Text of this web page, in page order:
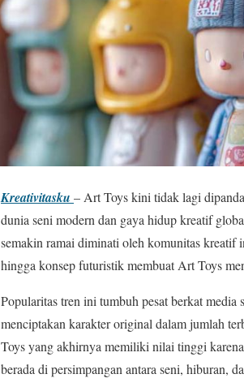
Kreativitasku – Art Toys kini tidak lagi
dunia seni modern dan gaya hidup kreatif
semakin ramai diminati oleh komunitas kreatif
hingga konsep futuristik membuat Art Toys
Popularitas tren ini tumbuh pesat berkat
menciptakan karakter original dalam jumlah
Toys yang akhirnya memiliki nilai tinggi
berada di persimpangan antara seni, hiburan,